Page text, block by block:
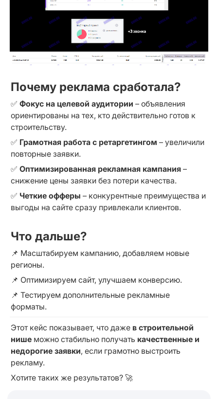
Почему реклама сработала?
✅ Фокус на целевой аудитории – объявления
ориентированы на тех, кто действительно готов к
строительству.
✅ Грамотная работа с ретаргетингом – увеличили
повторные заявки.
✅ Оптимизированная рекламная кампания –
снижение цены заявки без потери качества.
✅ Четкие офферы – конкурентные преимущества и
выгоды на сайте сразу привлекали клиентов.
Что дальше?
📌 Масштабируем кампанию, добавляем новые
регионы.
📌 Оптимизируем сайт, улучшаем конверсию.
📌 Тестируем дополнительные рекламные
форматы.
Этот кейс показывает, что даже в строительной
нише можно стабильно получать качественные и
недорогие заявки, если грамотно выстроить
рекламу.
Хотите таких же результатов? 🚀